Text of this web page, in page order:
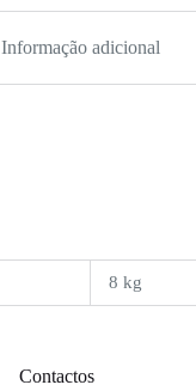
Informação adicional
8 kg
Contactos